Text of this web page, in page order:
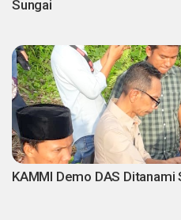
Sungai
KAMMI Demo DAS